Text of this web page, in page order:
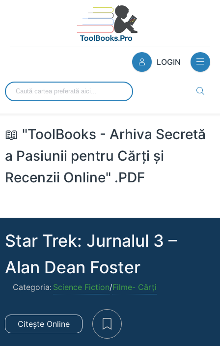
LOGIN
📖 "ToolBooks - Arhiva Secretă
a Pasiunii pentru Cărți și
Recenzii Online" .PDF
Star Trek: Jurnalul 3 –
Alan Dean Foster
Categoria: Science Fiction/Filme- Cărți
Citește Online